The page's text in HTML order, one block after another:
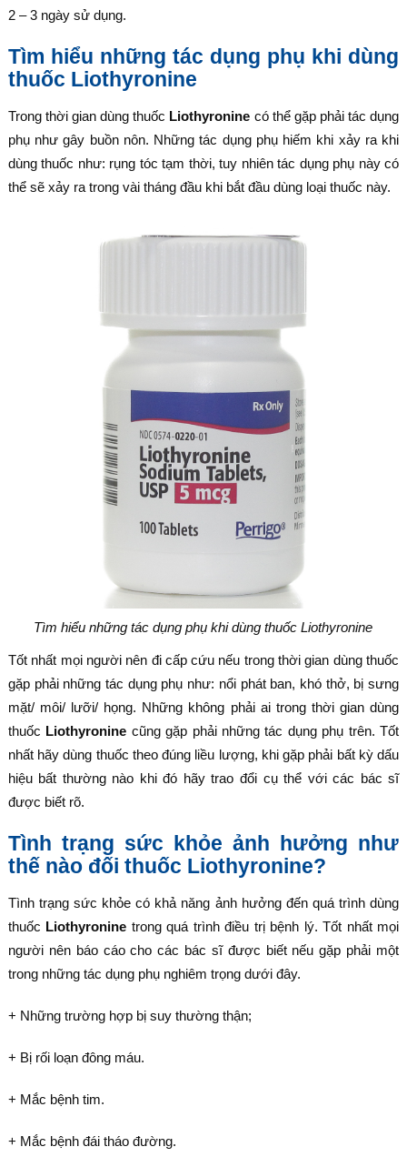
2 – 3 ngày sử dụng.
Tìm hiểu những tác dụng phụ khi dùng
thuốc Liothyronine
Trong thời gian dùng thuốc Liothyronine có thể gặp phải tác dụng
phụ như gây buồn nôn. Những tác dụng phụ hiếm khi xảy ra khi
dùng thuốc như: rụng tóc tạm thời, tuy nhiên tác dụng phụ này có
thể sẽ xảy ra trong vài tháng đầu khi bắt đầu dùng loại thuốc này.
Tìm hiểu những tác dụng phụ khi dùng thuốc Liothyronine
Tốt nhất mọi người nên đi cấp cứu nếu trong thời gian dùng thuốc
gặp phải những tác dụng phụ như: nổi phát ban, khó thở, bị sưng
mặt/ môi/ lưỡi/ họng. Những không phải ai trong thời gian dùng
thuốc Liothyronine cũng gặp phải những tác dụng phụ trên. Tốt
nhất hãy dùng thuốc theo đúng liều lượng, khi gặp phải bất kỳ dấu
hiệu bất thường nào khi đó hãy trao đổi cụ thể với các bác sĩ
được biết rõ.
Tình trạng sức khỏe ảnh hưởng như
thế nào đối thuốc Liothyronine?
Tình trạng sức khỏe có khả năng ảnh hưởng đến quá trình dùng
thuốc Liothyronine trong quá trình điều trị bệnh lý. Tốt nhất mọi
người nên báo cáo cho các bác sĩ được biết nếu gặp phải một
trong những tác dụng phụ nghiêm trọng dưới đây.
+ Những trường hợp bị suy thường thận;
+ Bị rối loạn đông máu.
+ Mắc bệnh tim.
+ Mắc bệnh đái tháo đường.